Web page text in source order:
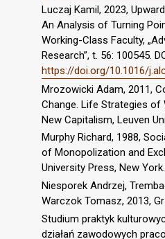
Luczaj Kamil, 2023,
An Analysis of Turning
Working-Class Faculty,
Research”, t. 56: 100545.
https://doi.org/10.1016/
Mrozowicki Adam, 2011,
Change. Life Strategies of
New Capitalism, Leuven
Murphy Richard, 1988,
of Monopolization and
University Press, New York.
Niesporek Andrzej,
Warczok Tomasz, 2013,
Studium praktyk
działań zawodowych